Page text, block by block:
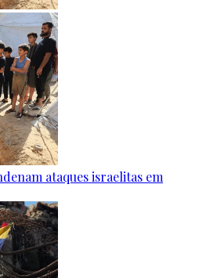
ataques israelitas em